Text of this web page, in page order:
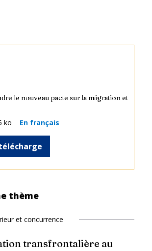
le nouveau pacte sur la migration et
ko En français
thème
et concurrence
transfrontalière au